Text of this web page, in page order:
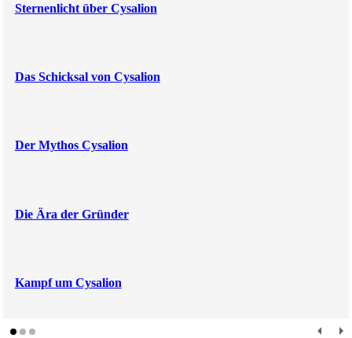
Sternenlicht über Cysalion
Das Schicksal von Cysalion
Der Mythos Cysalion
Die Ära der Gründer
Kampf um Cysalion